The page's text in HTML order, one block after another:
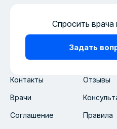
Контакты Отзывы
Врачи
Соглашение Правила
Спросить
Задать